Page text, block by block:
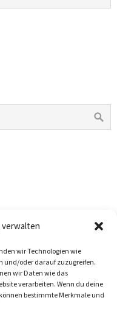
wir Technologien wie
und/oder darauf zuzugreifen.
wir Daten wie das
verarbeiten. Wenn du deine
bestimmte Merkmale und